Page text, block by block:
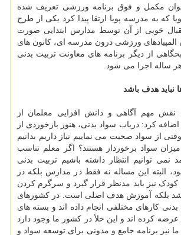
مکمل و فوق برنامه ورزشی تعریف شده
که به مدرسه پویا ارتقا پیدا کرد یکی از طرح
خوبی از آن توسط مدارس ابتدایی صورت
المپیادهای ورزشی درون مدرسه ای، کانون های
از دیگر برنامه های معاونت تربیت بدنی
ساله اجرا می شود.
هدف باشد
نقش مهم آگاهی و دانش افزایی معلمان از
کرد: درباب سواد بدنی، هنوز بازخوردی از
از سواد صحبت می نماییم نیاز داریم بدانیم
سواد برخوردار هستند؟ اگر معلم تناسب
نمی توانیم انتظار داشته باشیم تربیت بدنی
البته این مساله نه فقط در مدارس بلکه در
کودک نیز باید مدنظر قرار گیرد و سرگرم کردن
بلکه آموزش هدف اصلی است. در کشورهای
کارهای مختلفی انجام داده اند و بسته های
کرده اند و این خلأ در کشور ما وجود دارد
نیز برنامه جامع و مدونی برای توسعه سواد و